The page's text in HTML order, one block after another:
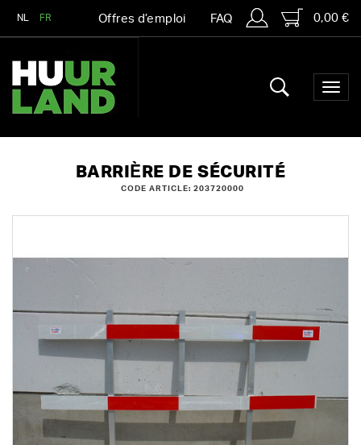
NL FR Offres d’emploi FAQ 0,00 €
BARRIÈRE DE SÉCURITÉ
CODE ARTICLE: 203720000